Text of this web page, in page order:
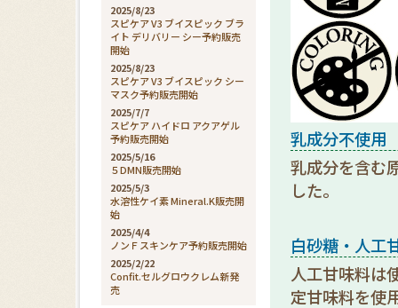
2025/8/23
スピケア V3 ブイスピック ブラ
イト デリバリー シー予約販売
開始
2025/8/23
スピケア V3 ブイスピック シー
マスク予約販売開始
2025/7/7
スピケア ハイドロ アクアゲル
予約販売開始
2025/5/16
５DMN販売開始
2025/5/3
水溶性ケイ素 Mineral.K販売開
始
2025/4/4
ノンＦスキンケア予約販売開始
2025/2/22
Confit.セルグロウクレム新発
売
乳成分不使用
乳成分を含む
した。
白砂糖・人工
人工甘味料は
定甘味料を使